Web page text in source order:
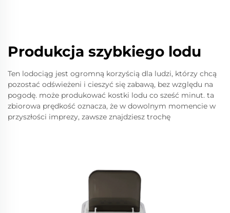
Produkcja szybkiego lodu
Ten lodociąg jest ogromną korzyścią dla ludzi, którzy chcą
pozostać odświeżeni i cieszyć się zabawą, bez względu na
pogodę. może produkować kostki lodu co sześć minut. ta
zbiorowa prędkość oznacza, że w dowolnym momencie w
przyszłości imprezy, zawsze znajdziesz trochę